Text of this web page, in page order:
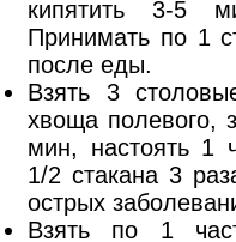
кипятить 3-5
Принимать по 1
после еды.
Взять 3
хвоща полевого,
мин, настоять 1
1/2 стакана 3
острых
Взять по 1